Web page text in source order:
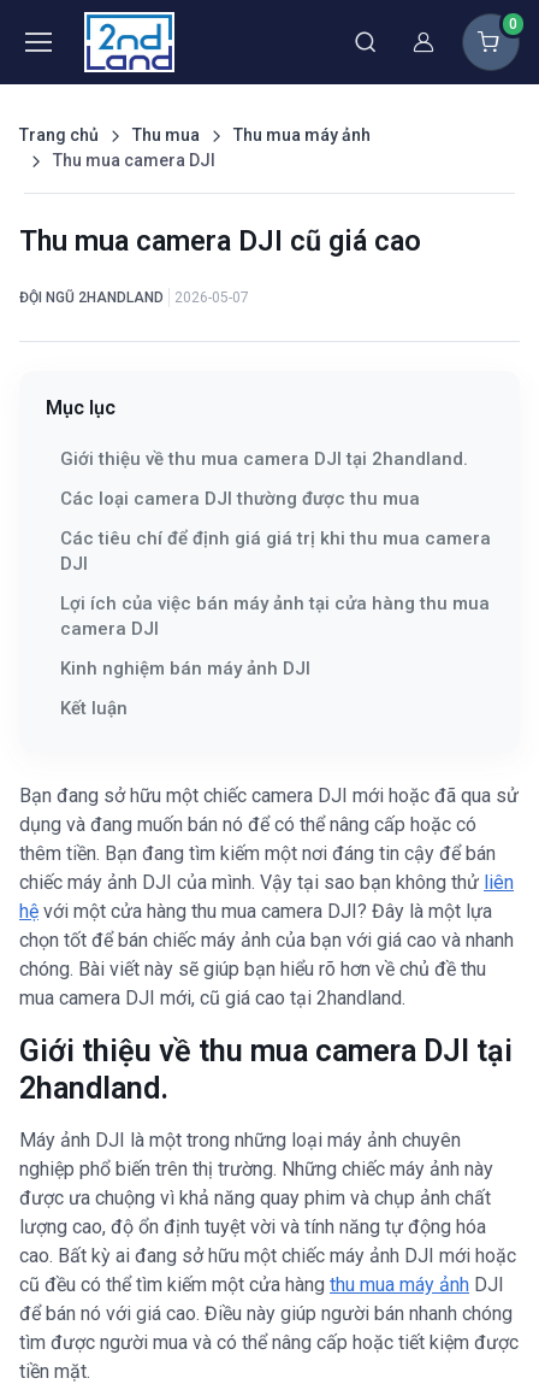
Thành viên
0
Trang chủ Thu mua
Thu mua máy ảnh
Thu mua camera DJI
Thu mua camera DJI cũ giá cao
ĐỘI NGŨ 2HANDLAND 2026-05-07
Mục lục
Giới thiệu về thu mua camera DJI tại 2handland.
Các loại camera DJI thường được thu mua
Các tiêu chí để định giá giá trị khi thu mua camera
DJI
Lợi ích của việc bán máy ảnh tại cửa hàng thu mua
camera DJI
Kinh nghiệm bán máy ảnh DJI
Kết luận
Bạn đang sở hữu một chiếc camera DJI mới hoặc đã qua sử
dụng và đang muốn bán nó để có thể nâng cấp hoặc có
thêm tiền. Bạn đang tìm kiếm một nơi đáng tin cậy để bán
chiếc máy ảnh DJI của mình. Vậy tại sao bạn không thử liên
hệ với một cửa hàng thu mua camera DJI? Đây là một lựa
chọn tốt để bán chiếc máy ảnh của bạn với giá cao và nhanh
chóng. Bài viết này sẽ giúp bạn hiểu rõ hơn về chủ đề thu
mua camera DJI mới, cũ giá cao tại 2handland.
Giới thiệu về thu mua camera DJI tại
2handland.
Máy ảnh DJI là một trong những loại máy ảnh chuyên
nghiệp phổ biến trên thị trường. Những chiếc máy ảnh này
được ưa chuộng vì khả năng quay phim và chụp ảnh chất
lượng cao, độ ổn định tuyệt vời và tính năng tự động hóa
cao. Bất kỳ ai đang sở hữu một chiếc máy ảnh DJI mới hoặc
cũ đều có thể tìm kiếm một cửa hàng thu mua máy ảnh DJI
để bán nó với giá cao. Điều này giúp người bán nhanh chóng
tìm được người mua và có thể nâng cấp hoặc tiết kiệm được
tiền mặt.